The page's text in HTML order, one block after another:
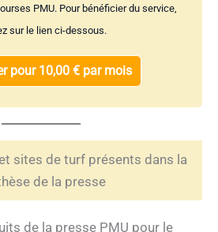
PMU. Pour bénéficier du service,
sur le lien ci-dessous.
pour 10,00 € par mois
sites de turf présents dans la
de la presse
de la presse PMU pour le